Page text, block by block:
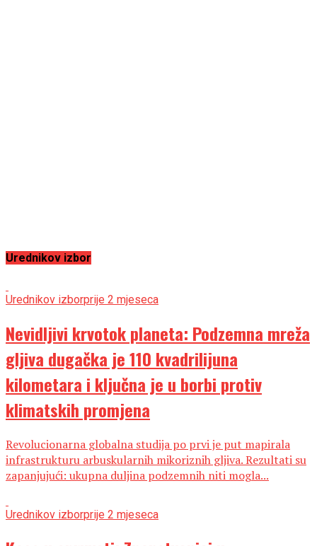
Urednikov izbor
Urednikov izborprije 2 mjeseca
Nevidljivi krvotok planeta: Podzemna mreža
gljiva dugačka je 110 kvadrilijuna
kilometara i ključna je u borbi protiv
klimatskih promjena
Revolucionarna globalna studija po prvi je put mapirala
infrastrukturu arbuskularnih mikoriznih gljiva. Rezultati su
zapanjujući: ukupna duljina podzemnih niti mogla...
Urednikov izborprije 2 mjeseca